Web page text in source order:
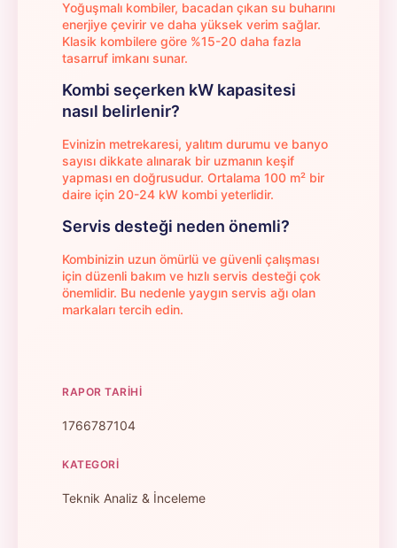
Yoğuşmalı kombiler, bacadan çıkan su buharını
enerjiye çevirir ve daha yüksek verim sağlar.
Klasik kombilere göre %15-20 daha fazla
tasarruf imkanı sunar.
Kombi seçerken kW kapasitesi
nasıl belirlenir?
Evinizin metrekaresi, yalıtım durumu ve banyo
sayısı dikkate alınarak bir uzmanın keşif
yapması en doğrusudur. Ortalama 100 m² bir
daire için 20-24 kW kombi yeterlidir.
Servis desteği neden önemli?
Kombinizin uzun ömürlü ve güvenli çalışması
için düzenli bakım ve hızlı servis desteği çok
önemlidir. Bu nedenle yaygın servis ağı olan
markaları tercih edin.
RAPOR TARIHI
1766787104
KATEGORI
Teknik Analiz & İnceleme